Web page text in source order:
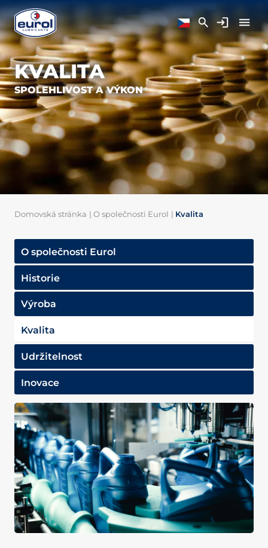
KVALITA
SPOLEHLIVOST A VÝKON
Domovská stránka | O společnosti Eurol | Kvalita
O společnosti Eurol
Historie
Výroba
Kvalita
Udržitelnost
Inovace